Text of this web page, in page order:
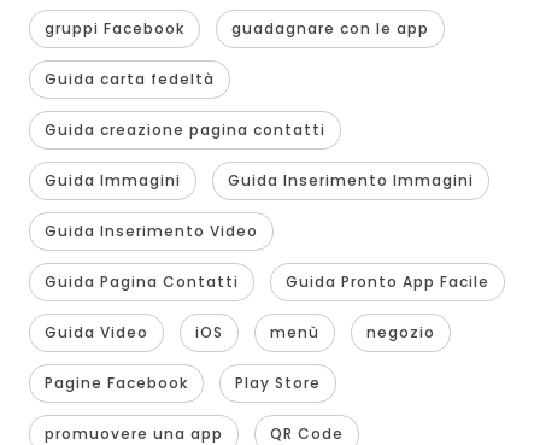
gruppi Facebook guadagnare con le app
Guida carta fedeltà
Guida creazione pagina contatti
Guida Immagini Guida Inserimento Immagini
Guida Inserimento Video
Guida Pagina Contatti Guida Pronto App Facile
Guida Video iOS menù negozio
Pagine Facebook Play Store
promuovere una app QR Code